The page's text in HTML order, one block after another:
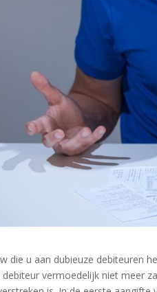
die u aan dubieuze debiteuren
vermoedelijk niet meer